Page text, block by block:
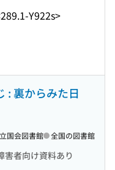
Y922s>
: 裏からみた日
害者向け資料あり
国会図書館 全国の図書館